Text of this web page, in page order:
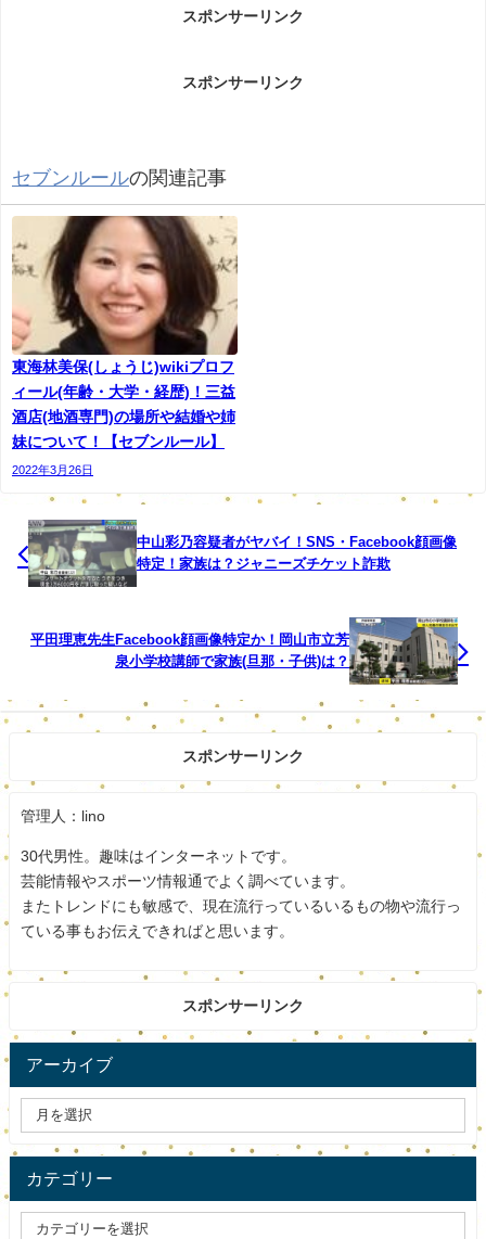
村本理恵子ピーステックラボ社長wikiプロフィール(大学・
名前︰村本理恵子
年齢︰66歳
出身︰東京都
学歴︰東京大学
職業︰ピーステックラボ社長
セブンルールは社会で輝く女性に密着しその生活スタイル
や仕事への心構え、経歴などを知る番組です。
毎回全く違う職業に就く人物に密着しますがそれぞれの考
え方が学べ面白いですよ。
皆さん仕事を楽しんでおり人生を謳歌しているように見え
長です。
ピーステックラボは物の貸し借りをするサービスを提供す
る会社です。
す。
これにより体験の幅が広がることができますよ。
今の現代にあっているシステムですよね。
村上理恵子は今年のウーマン・オブ・ザ・イヤーにも選ば
れました。
ちなみに今年だけでなく2001年のウーマン・オブ・ザ・イ
ヤーにも選ばれています。
スポンサーリンク
スポンサーリンク
セブンルールの関連記事
東海林美保(しょうじ)wikiプロフ
ィール(年齢・大学・経歴)！三益
酒店(地酒専門)の場所や結婚や姉
妹について！【セブンルール】
2022年3月26日
中山彩乃容疑者がヤバイ！SNS・Facebook顔画像
特定！家族は？ジャニーズチケット詐欺
平田理恵先生Facebook顔画像特定か！岡山市立芳
泉小学校講師で家族(旦那・子供)は？
スポンサーリンク
管理人：lino
30代男性。趣味はインターネットです。
芸能情報やスポーツ情報通でよく調べています。
またトレンドにも敏感で、現在流行っているいるもの物や流行っ
ている事もお伝えできればと思います。
スポンサーリンク
アーカイブ
カテゴリー